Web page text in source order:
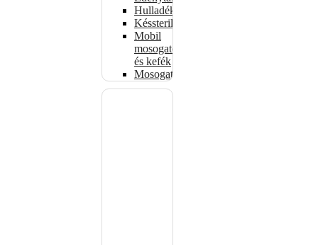
Hulladékdarálók
Késsterilizátorok
Mobil
mosogatók
és kefék
Mosogatógépkosarak